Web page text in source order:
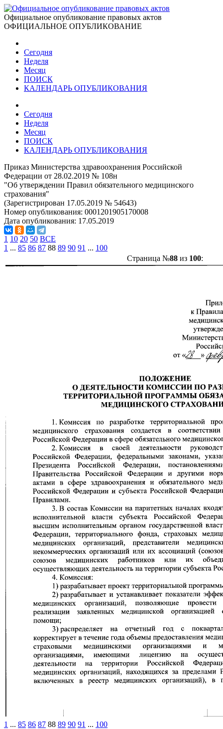
Официальное опубликование правовых актов
ОФИЦИАЛЬНОЕ ОПУБЛИКОВАНИЕ
Сегодня
Неделя
Месяц
ПОИСК
КАЛЕНДАРЬ ОПУБЛИКОВАНИЯ
Сегодня
Неделя
Месяц
ПОИСК
КАЛЕНДАРЬ ОПУБЛИКОВАНИЯ
Приказ Министерства здравоохранения Российской
Федерации от 28.02.2019 № 108н
"Об утверждении Правил обязательного медицинского
страхования"
(Зарегистрирован 17.05.2019 № 54643)
Номер опубликования: 0001201905170008
Дата опубликования: 17.05.2019
1 10 20 50 ВСЕ
1 ... 85 86 87 88 89 90 91 ... 100
Страница №88из 100:
1 ... 85 86 87 88 89 90 91 ... 100